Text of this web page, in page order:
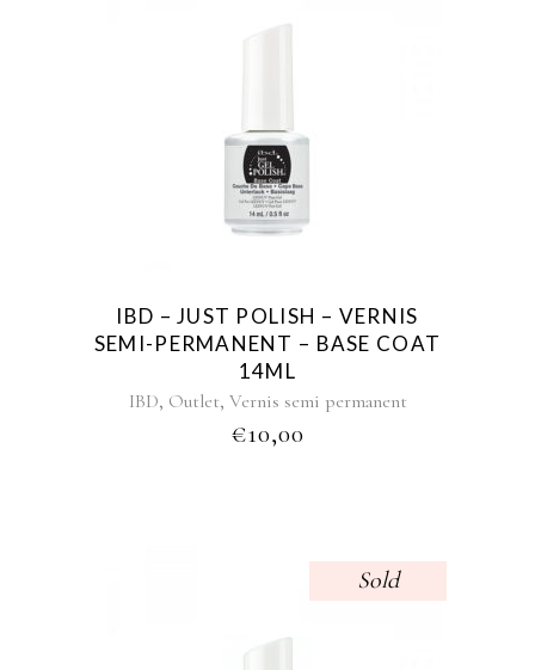
IBD – JUST POLISH – VERNIS
SEMI-PERMANENT – BASE COAT
14ML
IBD, Outlet, Vernis semi permanent
€10,00
Sold